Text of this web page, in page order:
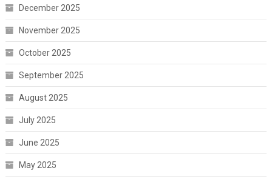
December 2025
November 2025
October 2025
September 2025
August 2025
July 2025
June 2025
May 2025